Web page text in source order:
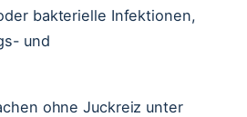
bakterielle Infektionen,
und
ohne Juckreiz unter